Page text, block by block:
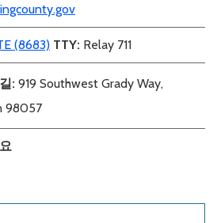
(8683) TTY: Relay 711
: 919 Southwest Grady Way,
98057